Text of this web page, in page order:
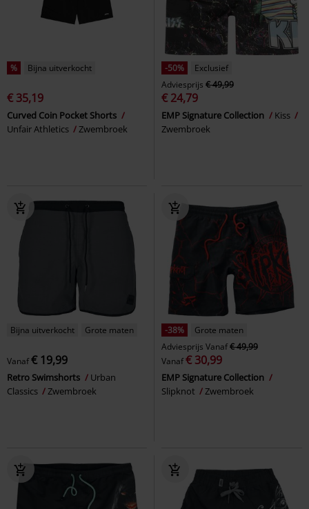
% Bijna uitverkocht
€ 35,19
Curved Coin Pocket Shorts
Unfair Athletics
Zwembroek
-50%
Exclusief
Adviesprijs € 49,99
€ 24,79
EMP Signature Collection
Kiss
Zwembroek
Bijna uitverkocht Grote maten
Vanaf€ 19,99
Retro Swimshorts
Urban
Classics
Zwembroek
-38%
Grote maten
Adviesprijs Vanaf€ 49,99
Vanaf€ 30,99
EMP Signature Collection
Slipknot
Zwembroek